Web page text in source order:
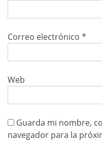
Correo electrónico *
Web
Guarda mi nombre,
navegador para la